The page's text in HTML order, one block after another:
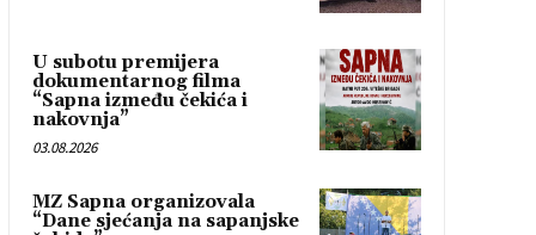
U subotu premijera
dokumentarnog filma
“Sapna između čekića i
nakovnja”
03.08.2026
MZ Sapna organizovala
“Dane sjećanja na sapanjske